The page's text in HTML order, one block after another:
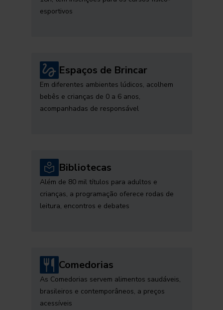
esportivos
Espaços de Brincar
Em diferentes ambientes lúdicos, acolhem
bebês e crianças de 0 a 6 anos,
acompanhadas de responsável
Bibliotecas
Além de 80 mil títulos para adultos e
crianças, a programação oferece rodas de
leitura, encontros e debates
Comedorias
As Comedorias servem alimentos saudáveis,
brasileiros e contemporâneos, a preços
acessíveis